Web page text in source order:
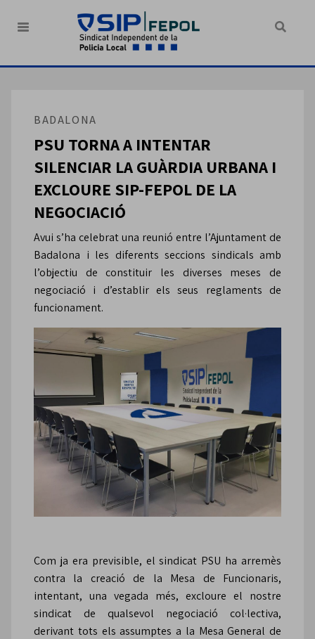
BADALONA
PSU TORNA A INTENTAR
SILENCIAR LA GUÀRDIA URBANA I
EXCLOURE SIP-FEPOL DE LA
NEGOCIACIÓ
Avui s’ha celebrat una reunió entre l’Ajuntament de
Badalona i les diferents seccions sindicals amb
l’objectiu de constituir les diverses meses de
negociació i d’establir els seus reglaments de
funcionament.
Com ja era previsible, el sindicat PSU ha arremès
contra la creació de la Mesa de Funcionaris,
intentant, una vegada més, excloure el nostre
sindicat de qualsevol negociació col·lectiva,
derivant tots els assumptes a la Mesa General de